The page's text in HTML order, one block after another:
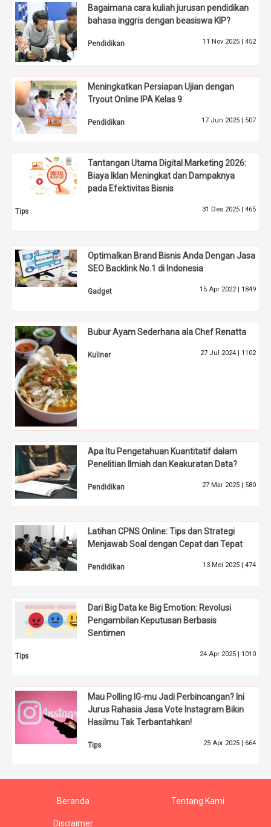
Bagaimana cara kuliah jurusan pendidikan
bahasa inggris dengan beasiswa KIP?
Pendidikan 11 Nov 2025 | 452
Meningkatkan Persiapan Ujian dengan
Tryout Online IPA Kelas 9
Pendidikan 17 Jun 2025 | 507
Tantangan Utama Digital Marketing 2026:
Biaya Iklan Meningkat dan Dampaknya
pada Efektivitas Bisnis
Tips 31 Des 2025 | 465
Optimalkan Brand Bisnis Anda Dengan Jasa
SEO Backlink No.1 di Indonesia
Gadget 15 Apr 2022 | 1849
Bubur Ayam Sederhana ala Chef Renatta
Kuliner 27 Jul 2024 | 1102
Apa Itu Pengetahuan Kuantitatif dalam
Penelitian Ilmiah dan Keakuratan Data?
Pendidikan 27 Mar 2025 | 580
Latihan CPNS Online: Tips dan Strategi
Menjawab Soal dengan Cepat dan Tepat
Pendidikan 13 Mei 2025 | 474
Dari Big Data ke Big Emotion: Revolusi
Pengambilan Keputusan Berbasis
Sentimen
Tips 24 Apr 2025 | 1010
Mau Polling IG-mu Jadi Perbincangan? Ini
Jurus Rahasia Jasa Vote Instagram Bikin
Hasilmu Tak Terbantahkan!
Tips 25 Apr 2025 | 664
Beranda Tentang Kami
Disclaimer